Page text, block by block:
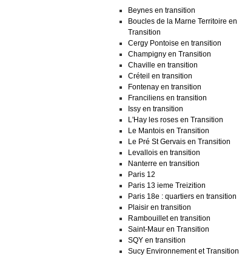
Beynes en transition
Boucles de la Marne Territoire en
Transition
Cergy Pontoise en transition
Champigny en Transition
Chaville en transition
Créteil en transition
Fontenay en transition
Franciliens en transition
Issy en transition
L'Hay les roses en Transition
Le Mantois en Transition
Le Pré St Gervais en Transition
Levallois en transition
Nanterre en transition
Paris 12
Paris 13 ieme Treizition
Paris 18e : quartiers en transition
Plaisir en transition
Rambouillet en transition
Saint-Maur en Transition
SQY en transition
Sucy Environnement et Transition